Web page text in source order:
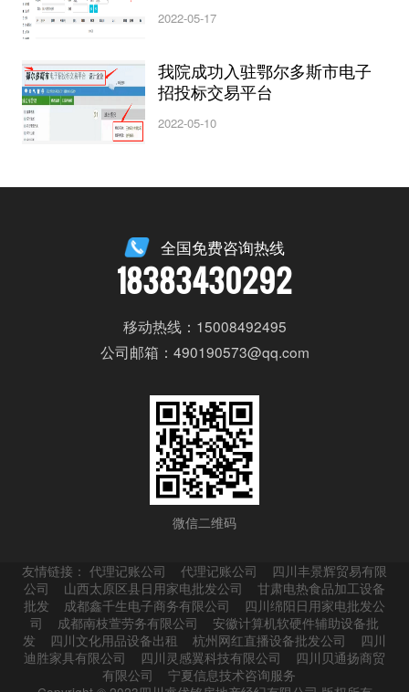
2022-05-17
我院成功入驻鄂尔多斯市电子
招投标交易平台
2022-05-10
全国免费咨询热线
18383430292
移动热线：15008492495
公司邮箱：490190573@qq.com
微信二维码
友情链接：代理记账公司 代理记账公司
四川丰景辉贸易有限
公司
山西太原区县日用家电批发公司
甘肃电热食品加工设备
批发
成都鑫千生电子商务有限公司
四川绵阳日用家电批发公
司
成都南枝萱劳务有限公司
安徽计算机软硬件辅助设备批
发
四川文化用品设备出租 杭州网红直播设备批发公司
四川
迪胜家具有限公司
四川灵感翼科技有限公司
四川贝通扬商贸
有限公司
宁夏信息技术咨询服务